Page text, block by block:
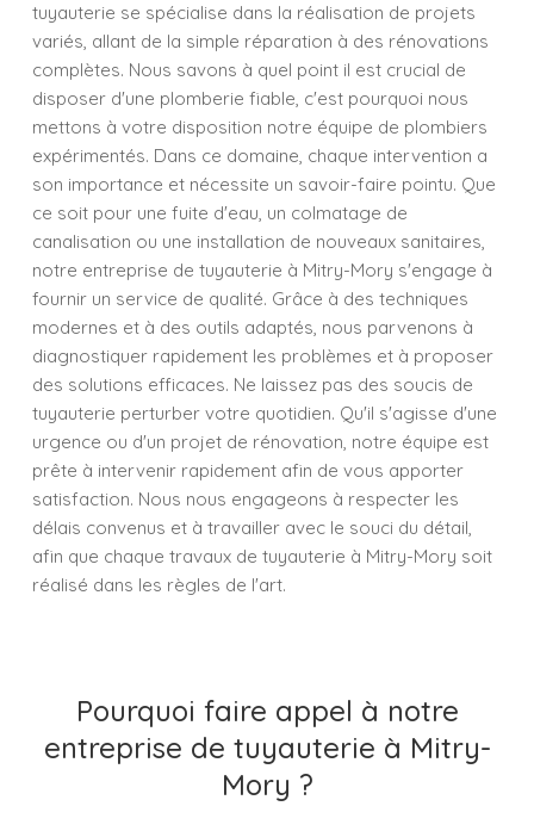
tuyauterie se spécialise dans la réalisation de projets
variés, allant de la simple réparation à des rénovations
complètes. Nous savons à quel point il est crucial de
disposer d'une plomberie fiable, c'est pourquoi nous
mettons à votre disposition notre équipe de plombiers
expérimentés. Dans ce domaine, chaque intervention a
son importance et nécessite un savoir-faire pointu. Que
ce soit pour une fuite d'eau, un colmatage de
canalisation ou une installation de nouveaux sanitaires,
notre entreprise de tuyauterie à Mitry-Mory s'engage à
fournir un service de qualité. Grâce à des techniques
modernes et à des outils adaptés, nous parvenons à
diagnostiquer rapidement les problèmes et à proposer
des solutions efficaces. Ne laissez pas des soucis de
tuyauterie perturber votre quotidien. Qu'il s'agisse d'une
urgence ou d'un projet de rénovation, notre équipe est
prête à intervenir rapidement afin de vous apporter
satisfaction. Nous nous engageons à respecter les
délais convenus et à travailler avec le souci du détail,
afin que chaque travaux de tuyauterie à Mitry-Mory soit
réalisé dans les règles de l'art.
Pourquoi faire appel à notre
entreprise de tuyauterie à Mitry-
Mory ?